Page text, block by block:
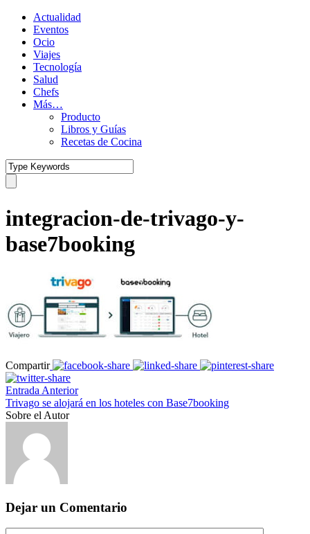
Actualidad
Eventos
Ocio
Viajes
Tecnología
Salud
Chefs
Más…
Producto
Libros y Guías
Recetas de Cocina
integracion-de-trivago-y-
base7booking
Compartir
Entrada Anterior
Trivago se alojará en los hoteles con Base7booking
Sobre el Autor
Dejar un Comentario